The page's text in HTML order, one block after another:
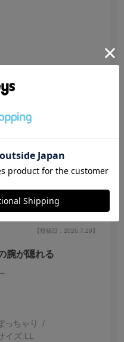
です。
ゆったり
。
で星1つマイナスしまし
参考になった 0
【投稿日：2026.7.29】
腕が隠れる
ちゃり
イズ:LL